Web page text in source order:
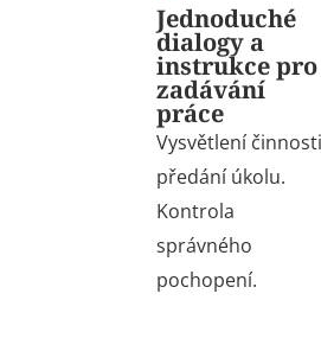
Jednoduché
dialogy a
instrukce pro
zadávání
práce
Vysvětlení
předání úkolu.
Kontrola
správného
pochopení.